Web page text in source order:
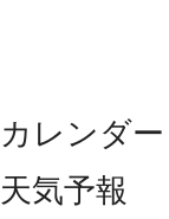
カレンダー
天気予報